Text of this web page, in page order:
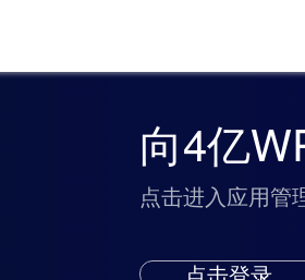
向4亿
点击进入应用管